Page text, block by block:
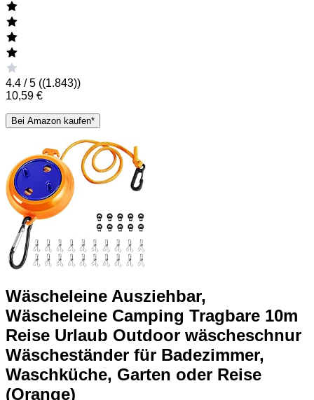
4.4 / 5 ((1.843))
10,59 €
Bei Amazon kaufen*
Wäscheleine Ausziehbar,
Wäscheleine Camping Tragbare 10m
Reise Urlaub Outdoor wäscheschnur
Wäscheständer für Badezimmer,
Waschküche, Garten oder Reise
(Orange)